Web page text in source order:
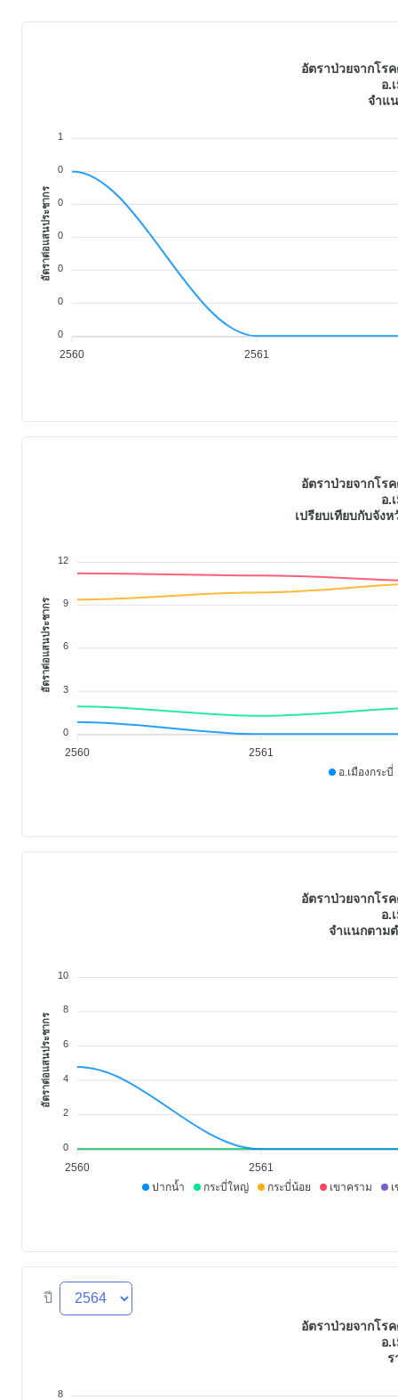
2560 2561
อัตราป่วยจากโร
อ.
จำแ
1
0
0
0
0
0
0
อัตราต่อแสนประชากร
อ.เมืองกระบี่
2560 2561
อัตราป่วยจากโร
อ.
เปรียบเทียบกับจัง
12
9
6
3
0
อัตราต่อแสนประชากร
ปากน้ำ กระบี่ใหญ่ กระบี่น้อย เขาคราม
2560 2561
อัตราป่วยจากโร
อ.
จำแนกตาม
10
8
6
4
2
0
อัตราต่อแสนประชากร
ปี
อัตราป่วยจากโร
อ.
ร
8